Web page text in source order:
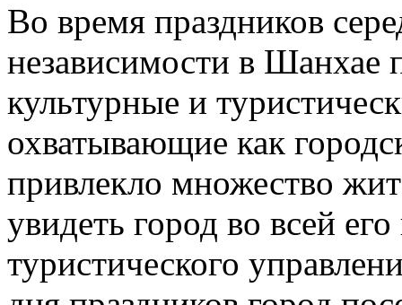
Во время праздников
независимости в Шанхае
культурные и
охватывающие как
привлекло множество
увидеть город во всей
туристического